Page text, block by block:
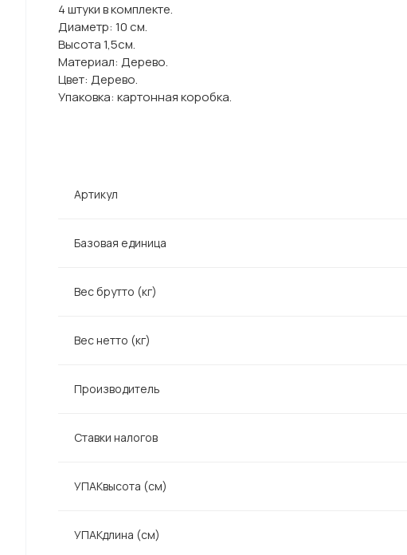
4 штуки в комплекте.
Диаметр: 10 cм.
Высота 1,5см.
Материал: Дерево.
Цвет: Дерево.
Упаковка: картонная коробка.
Артикул
Базовая единица
Вес брутто (кг)
Вес нетто (кг)
Производитель
Ставки налогов
УПАКвысота (см)
УПАКдлина (см)